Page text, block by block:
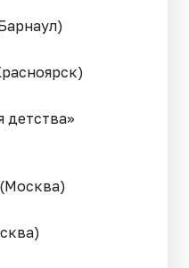
детства»